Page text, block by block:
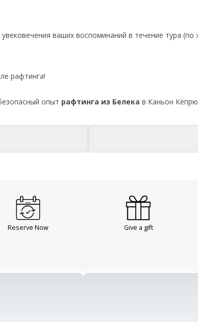
ваших воспоминаний в течение тура (по
рафтинга!
опыт рафтинга из Белека в Каньон
Reserve Now Give a gift